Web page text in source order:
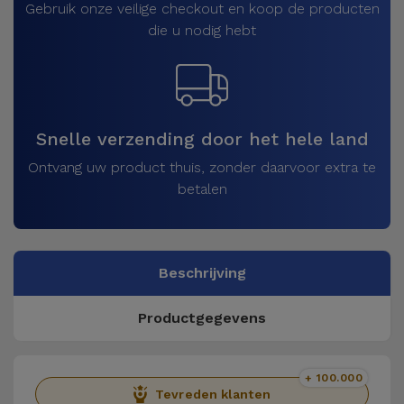
Gebruik onze veilige checkout en koop de producten
die u nodig hebt
Snelle verzending door het hele land
Ontvang uw product thuis, zonder daarvoor extra te
betalen
Beschrijving
Productgegevens
Tevreden klanten
+ 100.000